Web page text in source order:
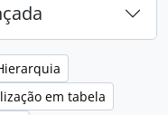
em tabela